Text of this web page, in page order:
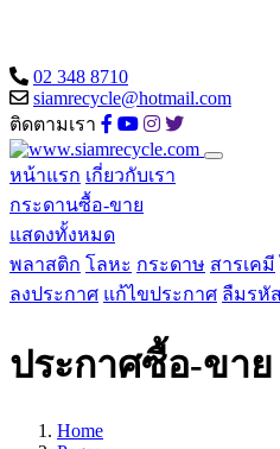
02 348 8710
siamrecycle@hotmail.com
ติดตามเรา
หน้าแรก เกี่ยวกับเรา
กระดานซื้อ-ขาย
แสดงทั้งหมด
พลาสติก โลหะ กระดาษ สารเคมี
ลงประกาศ แก้ไขประกาศ ลืมรหั
ประกาศซื้อ-ขาย
Home